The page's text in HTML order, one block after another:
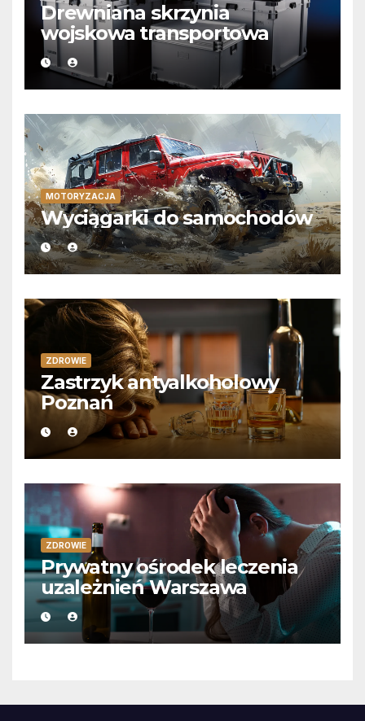
Drewniana skrzynia
wojskowa transportowa
MOTORYZACJA
Wyciągarki do samochodów
ZDROWIE
Zastrzyk antyalkoholowy
Poznań
ZDROWIE
Prywatny ośrodek leczenia
uzależnień Warszawa